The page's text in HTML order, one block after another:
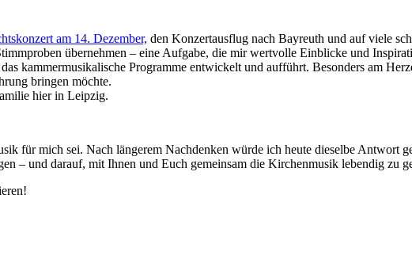
am 14. Dezember, den Konzertausflug nach Bayreuth und auf viele
übernehmen – eine Aufgabe, die mir wertvolle Einblicke und
kammermusikalische Programme entwickelt und aufführt. Besonders am
bringen möchte.
hier in Leipzig.
für mich sei. Nach längerem Nachdenken würde ich heute dieselbe Antwort
– und darauf, mit Ihnen und Euch gemeinsam die Kirchenmusik lebendig zu